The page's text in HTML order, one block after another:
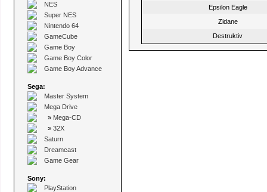
NES
Super NES
Nintendo 64
GameCube
Game Boy
Game Boy Color
Game Boy Advance
Sega:
Master System
Mega Drive
» Mega-CD
» 32X
Saturn
Dreamcast
Game Gear
Sony:
PlayStation
Epsilon Eagle
Zidane
Destruktiv